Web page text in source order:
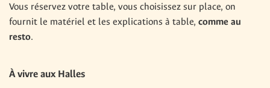
Vous réservez votre table, vous choisissez sur place, on
fournit le matériel et les explications à table, comme au
resto.
À vivre aux Halles